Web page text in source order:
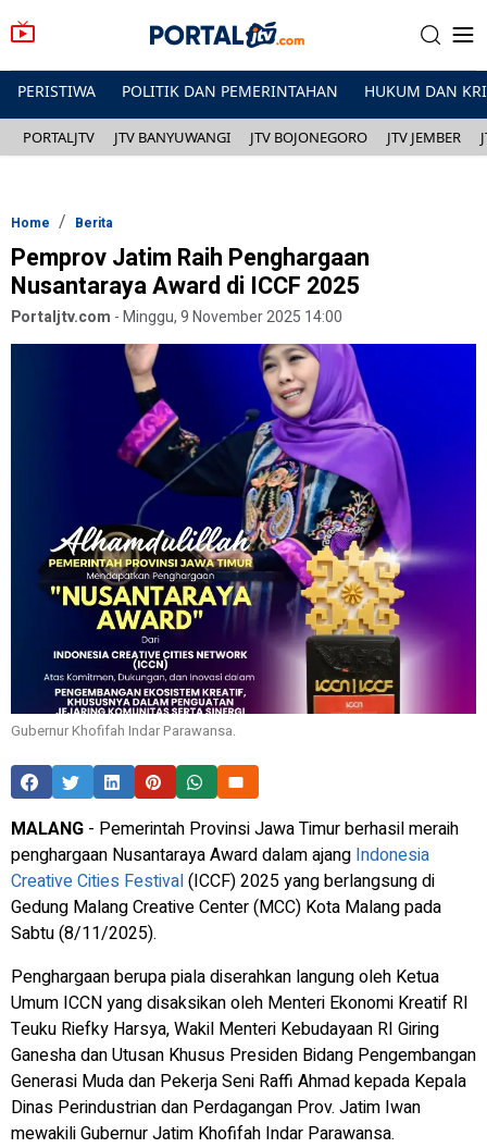
PERISTIWA POLITIK DAN PEMERINTAHAN HUKUM DAN
PORTALJTV JTV BANYUWANGI JTV BOJONEGORO JTV JEMBER
Home Berita
Pemprov Jatim Raih Penghargaan
Nusantaraya Award di ICCF 2025
Portaljtv.com -Minggu, 9 November 2025 14:00
Gubernur Khofifah Indar Parawansa.
MALANG - Pemerintah Provinsi Jawa Timur berhasil meraih
penghargaan Nusantaraya Award dalam ajang Indonesia
Creative Cities Festival(ICCF) 2025 yang berlangsung di
Gedung Malang Creative Center (MCC) Kota Malang pada
Sabtu (8/11/2025).
Penghargaan berupa piala diserahkan langung oleh Ketua
Umum ICCN yang disaksikan oleh Menteri Ekonomi Kreatif RI
Teuku Riefky Harsya, Wakil Menteri Kebudayaan RI Giring
Ganesha dan Utusan Khusus Presiden Bidang Pengembangan
Generasi Muda dan Pekerja Seni Raffi Ahmad kepada Kepala
Dinas Perindustrian dan Perdagangan Prov. Jatim Iwan
mewakili Gubernur Jatim Khofifah Indar Parawansa.